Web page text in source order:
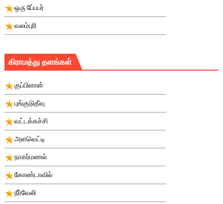
ஒரு பே்பபர்
வலம்புரி
கிராமத்து தளங்கள்
குப்பிளான்
புங்குடுதீவு
வட்டக்கச்சி
அளவெட்டி
நாகர்மணல்
கோண்டாவில்
நீர்வேலி